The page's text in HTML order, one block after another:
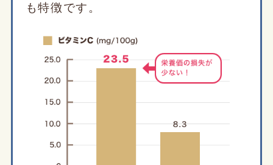
も特徴です。